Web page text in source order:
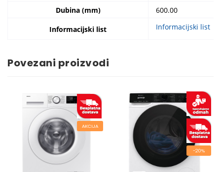
Dubina (mm)
600.00
Informacijski list Informacijski list
Povezani proizvodi
AKCIJA
-20%